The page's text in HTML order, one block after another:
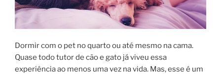
Dormir com o pet no quarto ou até mesmo na cama.
Quase todo tutor de cão e gato já viveu essa
experiência ao menos uma vez na vida. Mas, esse é um